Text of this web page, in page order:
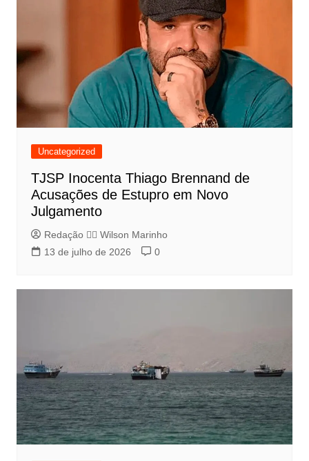
Uncategorized
TJSP Inocenta Thiago Brennand de
Acusações de Estupro em Novo
Julgamento
Redação 👨‍⚖️​ Wilson Marinho
13 de julho de 2026
0